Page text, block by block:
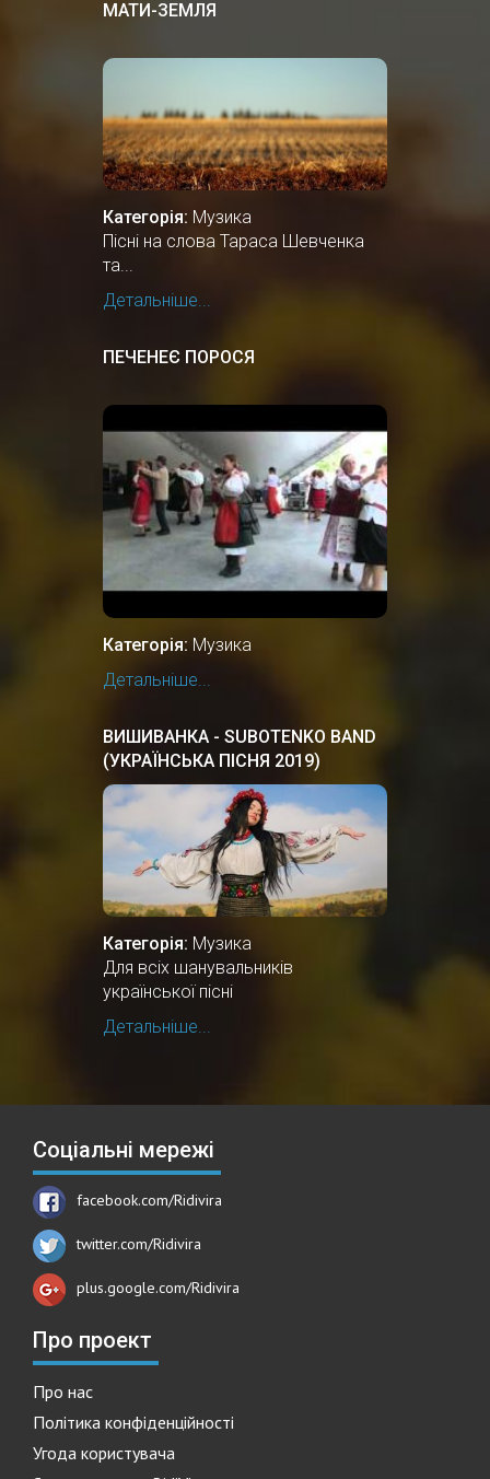
МАТИ-ЗЕМЛЯ
Категорія: Музика
Пісні на слова Тараса Шевченка
та...
Детальніше...
ПЕЧЕНЕЄ ПОРОСЯ
Категорія: Музика
Детальніше...
ВИШИВАНКА - SUBOTENKO BAND
(УКРАЇНСЬКА ПІСНЯ 2019)
Категорія: Музика
Для всіх шанувальників
української пісні
Детальніше...
Соціальні мережі
facebook.com/Ridivira
twitter.com/Ridivira
plus.google.com/Ridivira
Про проект
Про нас
Політика конфіденційності
Угода користувача